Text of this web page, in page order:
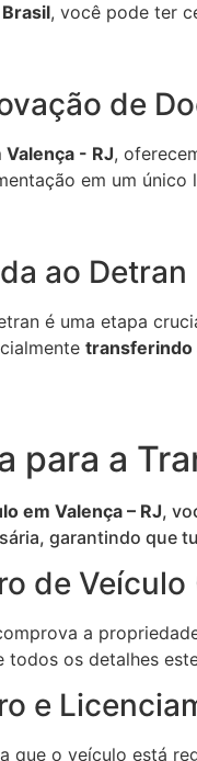
, você pode ter
de
- RJ,
em um único
ao Detran
é uma etapa
transferindo
para a
em Valença – RJ,
garantindo que
de Veículo
a
todos os detalhes
e
que o veículo está